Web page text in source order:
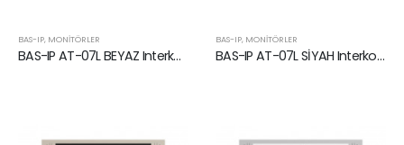
BAS-IP, MONITÖRLER
BAS-IP AT-07L BEYAZ Interkom Monitörü
BAS-IP, MONITÖRLER
BAS-IP AT-07L SİYAH Interkom Monitörü